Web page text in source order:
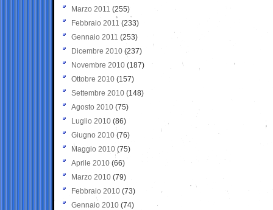
Marzo 2011 (255)
Febbraio 2011 (233)
Gennaio 2011 (253)
Dicembre 2010 (237)
Novembre 2010 (187)
Ottobre 2010 (157)
Settembre 2010 (148)
Agosto 2010 (75)
Luglio 2010 (86)
Giugno 2010 (76)
Maggio 2010 (75)
Aprile 2010 (66)
Marzo 2010 (79)
Febbraio 2010 (73)
Gennaio 2010 (74)